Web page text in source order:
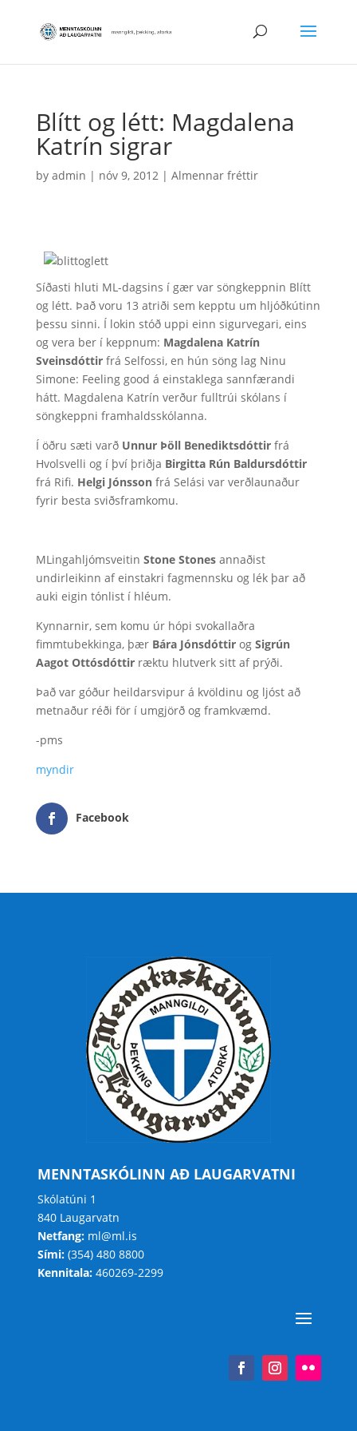
Blítt og létt: Magdalena
Katrín sigrar
by admin | nóv 9, 2012| Almennar fréttir
Síðasti hluti ML-dagsins í gær var söngkeppnin Blítt
og létt. Það voru 13 atriði sem kepptu um hljóðkútinn
þessu sinni. Í lokin stóð uppi einn sigurvegari, eins
og vera ber í keppnum: Magdalena Katrín
Sveinsdóttirfrá Selfossi, en hún söng lag Ninu
Simone: Feeling good á einstaklega sannfærandi
hátt. Magdalena Katrín verður fulltrúi skólans í
söngkeppni framhaldsskólanna.
Í öðru sæti varð Unnur Þöll Benediktsdóttirfrá
Hvolsvelli og í því þriðja Birgitta Rún Baldursdóttir
frá Rifi. Helgi Jónssonfrá Selási var verðlaunaður
fyrir besta sviðsframkomu.
MLingahljómsveitin Stone Stones annaðist
undirleikinn af einstakri fagmennsku og lék þar að
auki eigin tónlist í hléum.
Kynnarnir, sem komu úr hópi svokallaðra
fimmtubekkinga, þær Bára Jónsdóttirog Sigrún
Aagot Ottósdóttirræktu hlutverk sitt af prýði.
Það var góður heildarsvipur á kvöldinu og ljóst að
metnaður réði för í umgjörð og framkvæmd.
-pms
myndir
Facebook
MENNTASKÓLINN AÐ LAUGARVATNI
Skólatúni 1
840 Laugarvatn
Netfang:ml@ml.is
Sími:(354) 480 8800
Kennitala:460269-2299